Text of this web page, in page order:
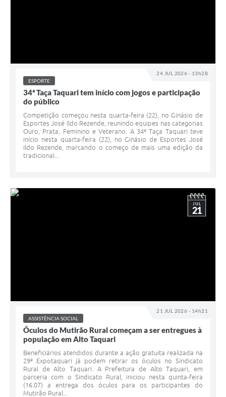
24 JUL 2026 - 13h28
ESPORTE
34ª Taça Taquari tem início com jogos e participação
do público
Competição começou nesta quarta-feira (22), no Ginásio de
Esportes José Ildo Rezende, reunindo equipes nas categorias
Ouro, Prata, Feminino e Veterano. A 34ª Taça Taquari teve
início nesta quarta-feira (22), no Ginásio de Esportes José
Ildo Rezende, marcando o começo de mais uma edição da
tradicional...
21 JUL 2026 - 14h21
JUL
21
ASSISTÊNCIA SOCIAL
Óculos do Mutirão Rural começam a ser entregues à
população em Alto Taquari
Beneficiários atendidos durante a ação gratuita realizada na
29ª Expotaquari já podem retirar os óculos no Sindicato
Rural de Alto Taquari. A Prefeitura de Alto Taquari, em
parceria com o Sindicato Rural, iniciou nesta quinta-feira
(16.07) a entrega dos óculos para os participantes do
Mutirão Rural...